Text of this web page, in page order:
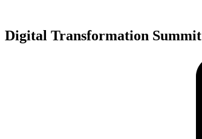
obsah
Digital Transformation Summit